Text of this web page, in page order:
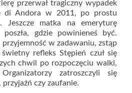
przerwał tragiczny wypadek
di Andora w 2011, po prostu
Jeszcze matka na emeryturę
gdzie powinieneś być.
w zadawaniu, zstąp
refleks Stępień czuł się
chwil po rozpoczęciu walki,
zatroszczyli się
czy zaufanie.